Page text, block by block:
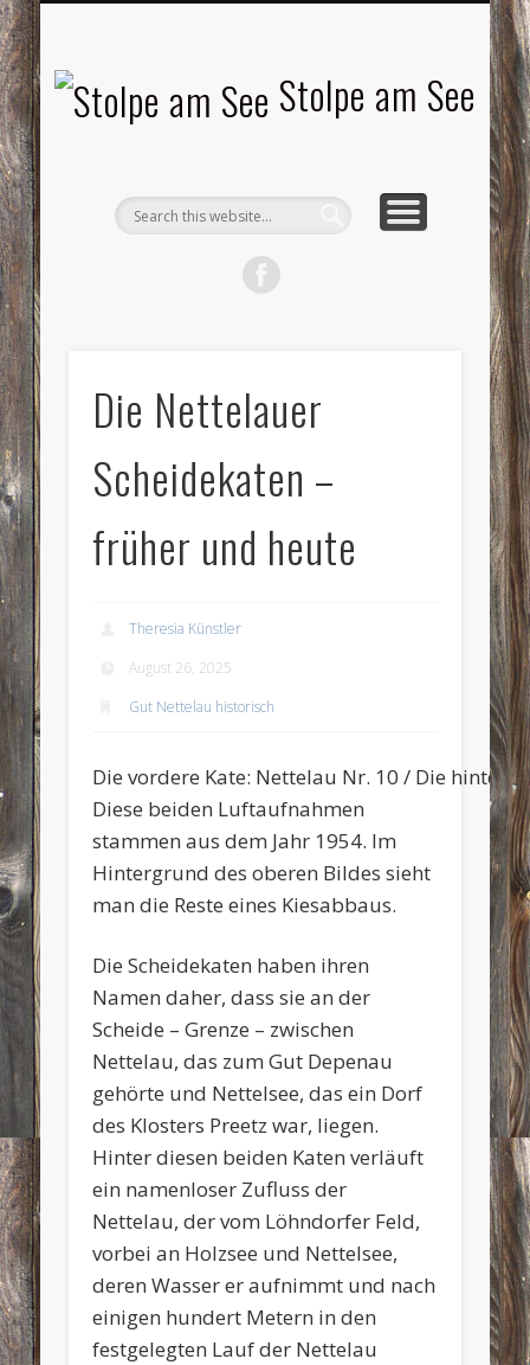
Stolpe am See
Die Nettelauer
Scheidekaten –
früher und heute
Theresia Künstler
August 26, 2025
Gut Nettelau historisch
Die vordere Kate: Nettelau Nr. 10 / Die hintere
Diese beiden Luftaufnahmen
stammen aus dem Jahr 1954. Im
Hintergrund des oberen Bildes sieht
man die Reste eines Kiesabbaus.
Die Scheidekaten haben ihren
Namen daher, dass sie an der
Scheide – Grenze – zwischen
Nettelau, das zum Gut Depenau
gehörte und Nettelsee, das ein Dorf
des Klosters Preetz war, liegen.
Hinter diesen beiden Katen verläuft
ein namenloser Zufluss der
Nettelau, der vom Löhndorfer Feld,
vorbei an Holzsee und Nettelsee,
deren Wasser er aufnimmt und nach
einigen hundert Metern in den
festgelegten Lauf der Nettelau